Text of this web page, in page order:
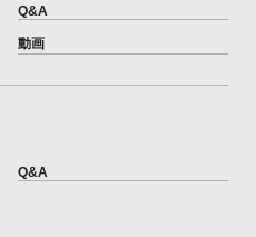
Q&A
動画
Q&A